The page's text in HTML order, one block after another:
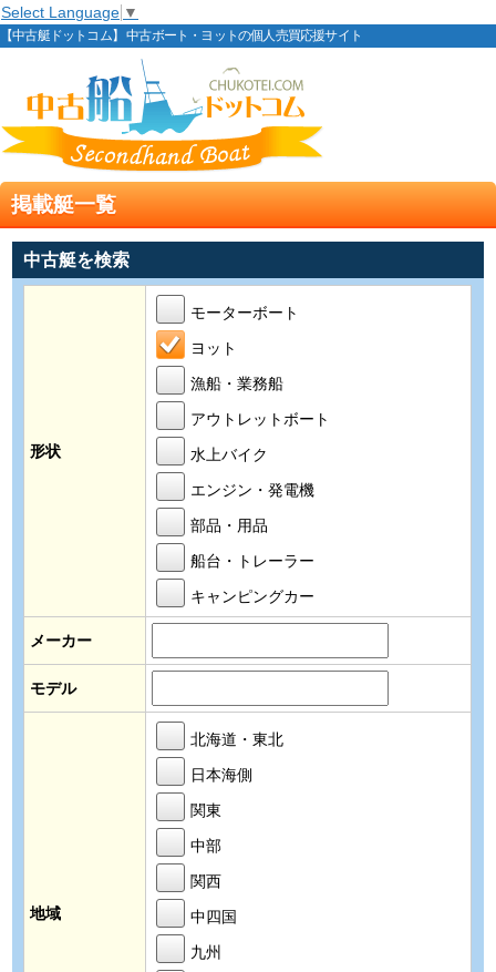
Select Language ▼
【中古艇ドットコム】 中古ボート・ヨットの個人売買応援サイト
掲載艇一覧
中古艇を検索
形状
モーターボート
ヨット
漁船・業務船
アウトレットボート
水上バイク
エンジン・発電機
部品・用品
船台・トレーラー
キャンピングカー
メーカー
モデル
地域
北海道・東北
日本海側
関東
中部
関西
中四国
九州